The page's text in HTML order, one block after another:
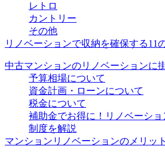
レトロ
カントリー
その他
リノベーションで収納を確保する11
中古マンションのリノベーションに
予算相場について
資金計画・ローンについて
税金について
補助金でお得に！リノベーシ
制度を解説
マンションリノベーションのメリッ